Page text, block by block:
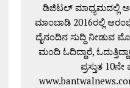
ಡಿಜಿಟಲ್ ಮಾಧ್ಯಮದಲ್ಲಿ
ಮಾಂಬಾಡಿ 2016ರಲ್ಲಿ
ದೈನಂದಿನ ಸುದ್ದಿ ನೀಡುವ
ಮಂದಿ ಓದಿದ್ದಾರೆ,
ಪ್ರಸ್ತುತ